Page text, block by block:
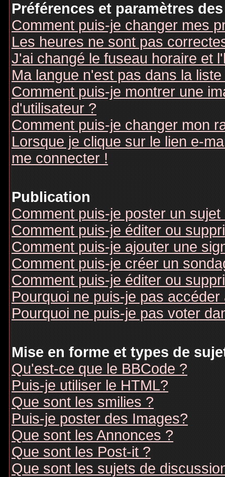
Préférences et paramètres
Comment puis-je changer mes
Les heures ne sont pas
J'ai changé le fuseau horaire et
Ma langue n'est pas dans la liste
Comment puis-je montrer une
d'utilisateur ?
Comment puis-je changer mon
Lorsque je clique sur le lien e-
me connecter !
Publication
Comment puis-je poster un
Comment puis-je éditer ou
Comment puis-je ajouter une
Comment puis-je créer un
Comment puis-je éditer ou
Pourquoi ne puis-je pas accéder
Pourquoi ne puis-je pas voter
Mise en forme et types de
Qu'est-ce que le BBCode ?
Puis-je utiliser le HTML?
Que sont les smilies ?
Puis-je poster des Images?
Que sont les Annonces ?
Que sont les Post-it ?
Que sont les sujets de